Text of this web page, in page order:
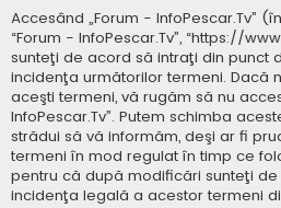
Accesând „Forum - InfoPescar.Tv”
“Forum - InfoPescar.Tv”, “https://
sunteţi de acord să intraţi din punct
incidenţa următorilor termeni. Dacă
aceşti termeni, vă rugăm să nu
InfoPescar.Tv”. Putem schimba
strădui să vă informăm, deşi ar fi
termeni în mod regulat în timp ce
pentru că după modificări sunteţi
incidenţa legală a acestor termeni